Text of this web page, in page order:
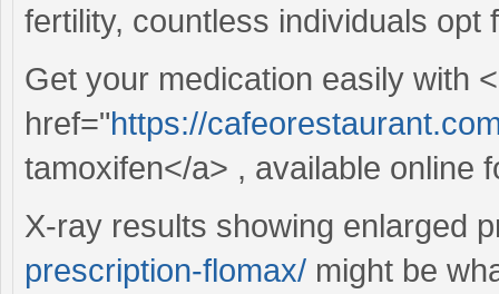
fertility, countless individuals opt
Get your medication easily with
href="https://
tamoxifen</a> , available online
X-ray results showing enlarged
prescription-flomax/ might be